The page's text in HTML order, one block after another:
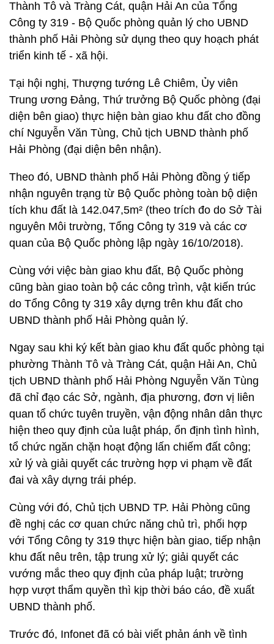
Thành Tô và Tràng Cát, quận Hải An của Tổng
Công ty 319 - Bộ Quốc phòng quản lý cho UBND
thành phố Hải Phòng sử dụng theo quy hoạch phát
triển kinh tế - xã hội.
Tại hội nghị, Thượng tướng Lê Chiêm, Ủy viên
Trung ương Đảng, Thứ trưởng Bộ Quốc phòng (đại
diện bên giao) thực hiện bàn giao khu đất cho đồng
chí Nguyễn Văn Tùng, Chủ tịch UBND thành phố
Hải Phòng (đại diện bên nhận).
Theo đó, UBND thành phố Hải Phòng đồng ý tiếp
nhận nguyên trạng từ Bộ Quốc phòng toàn bộ diện
tích khu đất là 142.047,5m² (theo trích đo do Sở Tài
nguyên Môi trường, Tổng Công ty 319 và các cơ
quan của Bộ Quốc phòng lập ngày 16/10/2018).
Cùng với việc bàn giao khu đất, Bộ Quốc phòng
cũng bàn giao toàn bộ các công trình, vật kiến trúc
do Tổng Công ty 319 xây dựng trên khu đất cho
UBND thành phố Hải Phòng quản lý.
Ngay sau khi ký kết bàn giao khu đất quốc phòng tại
phường Thành Tô và Tràng Cát, quận Hải An, Chủ
tịch UBND thành phố Hải Phòng Nguyễn Văn Tùng
đã chỉ đạo các Sở, ngành, địa phương, đơn vị liên
quan tổ chức tuyên truyền, vận động nhân dân thực
hiện theo quy định của luật pháp, ổn định tình hình,
tổ chức ngăn chặn hoạt động lấn chiếm đất công;
xử lý và giải quyết các trường hợp vi phạm về đất
đai và xây dựng trái phép.
Cùng với đó, Chủ tịch UBND TP. Hải Phòng cũng
đề nghị các cơ quan chức năng chủ trì, phối hợp
với Tổng Công ty 319 thực hiện bàn giao, tiếp nhận
khu đất nêu trên, tập trung xử lý; giải quyết các
vướng mắc theo quy định của pháp luật; trường
hợp vượt thẩm quyền thì kịp thời báo cáo, đề xuất
UBND thành phố.
Trước đó, Infonet đã có bài viết phản ánh về tình